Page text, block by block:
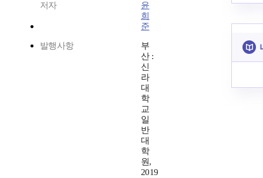
저자
윤
희
준
발행사항
부
산 :
신
라
대
학
교
일
반
대
학
원,
2019